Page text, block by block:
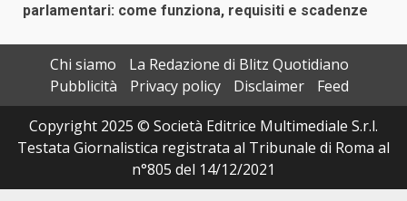
parlamentari: come funziona, requisiti e scadenze
Chi siamo
La Redazione di Blitz Quotidiano
Pubblicità
Privacy policy Disclaimer
Feed
Copyright 2025 © Società Editrice Multimediale S.r.l.
Testata Giornalistica registrata al Tribunale di Roma al
n°805 del 14/12/2021